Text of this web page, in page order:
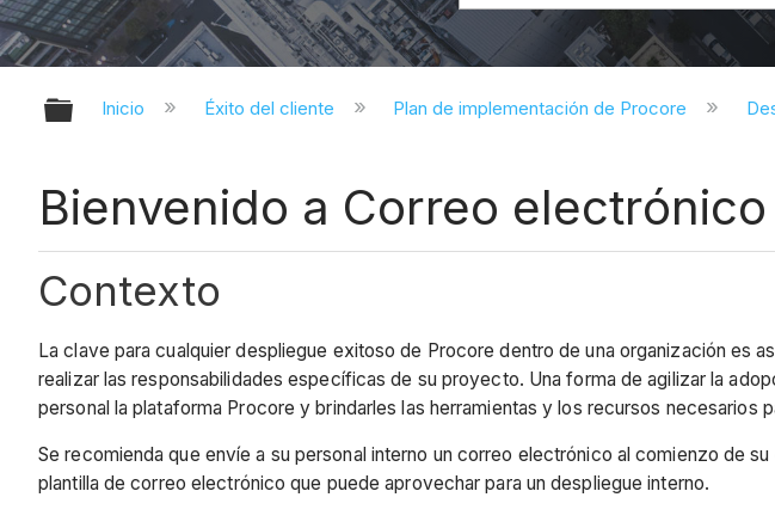
Expandir/contraer jerarquía global
Inicio Éxito del cliente Plan de implementación de Procore
Bienvenido a Correo
Contexto
La clave para cualquier despliegue exitoso de Procore dentro de una organización es
realizar las responsabilidades específicas de su proyecto. Una forma de agilizar la
personal la plataforma Procore y brindarles las herramientas y los recursos necesarios
Se recomienda que envíe a su personal interno un correo electrónico al comienzo de
plantilla de correo electrónico que puede aprovechar para un despliegue interno.